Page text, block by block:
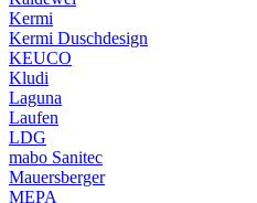
Kermi
Kermi Duschdesign
KEUCO
Kludi
Laguna
Laufen
LDG
mabo Sanitec
Mauersberger
MEPA